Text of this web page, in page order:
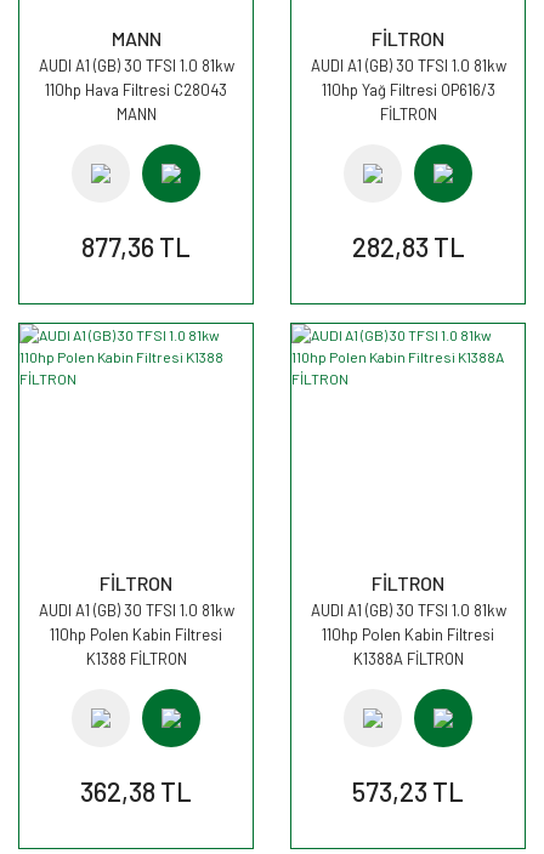
MANN
AUDI A1 (GB) 30 TFSI 1.0 81kw
110hp Hava Filtresi C28043
MANN
877,36 TL
FİLTRON
AUDI A1 (GB) 30 TFSI 1.0 81kw
110hp Yağ Filtresi OP616/3
FİLTRON
282,83 TL
FİLTRON
AUDI A1 (GB) 30 TFSI 1.0 81kw
110hp Polen Kabin Filtresi
K1388 FİLTRON
362,38 TL
FİLTRON
AUDI A1 (GB) 30 TFSI 1.0 81kw
110hp Polen Kabin Filtresi
K1388A FİLTRON
573,23 TL